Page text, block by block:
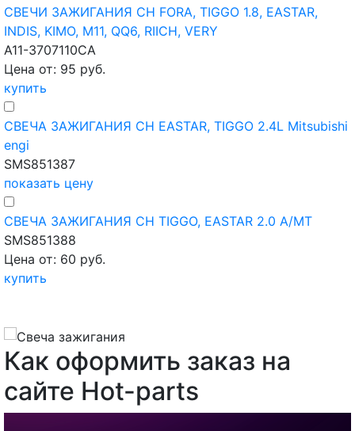
СВЕЧИ ЗАЖИГАНИЯ CH FORA, TIGGO 1.8, EASTAR,
INDIS, KIMO, M11, QQ6, RIICH, VERY
A11-3707110CA
Цена от: 95 руб.
купить
СВЕЧА ЗАЖИГАНИЯ CH EASTAR, TIGGO 2.4L Mitsubishi
engi
SMS851387
показать цену
СВЕЧА ЗАЖИГАНИЯ CH TIGGO, EASTAR 2.0 A/MT
SMS851388
Цена от: 60 руб.
купить
Как оформить заказ на
сайте Hot-parts